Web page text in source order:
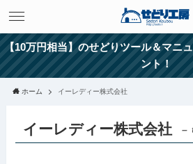
【10万円相当】のせどりツール＆マニ
ント！
ホーム イーレディー株式会社
イーレディー株式会社 –